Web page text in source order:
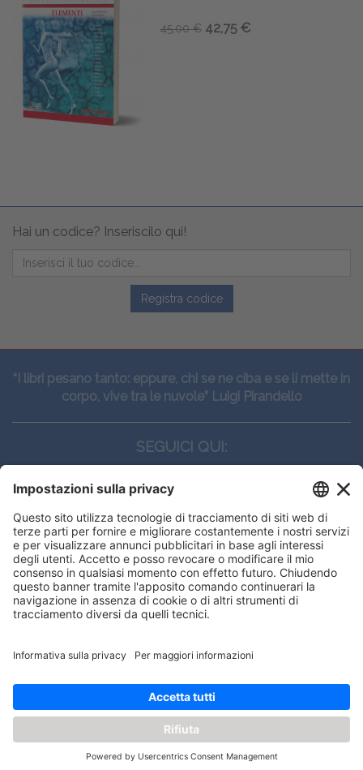
45,00 € 42,75 €
Hai un codice? Inseriscilo qui!
Registra codice
“I libri pesano tanto: eppure, chi se ne ciba e se li mette in
corpo, vive tra le nuvole” Luigi Pirandello
SEGUICI QUI:
CONTATTI
Edi.Ermes srl
Viale E. Forlanini, 21 - 20134, Milano
(+39)027021121
E-mail:eeinfo@eenet.it
ORARI
Lunedì — Giovedì: - 08:30 - 13:00 – 14:00 - 17:30
Venerdì: - 08:30 - 13:00 – 14:00 - 16:00
offrirti la migliore navigazione
OK